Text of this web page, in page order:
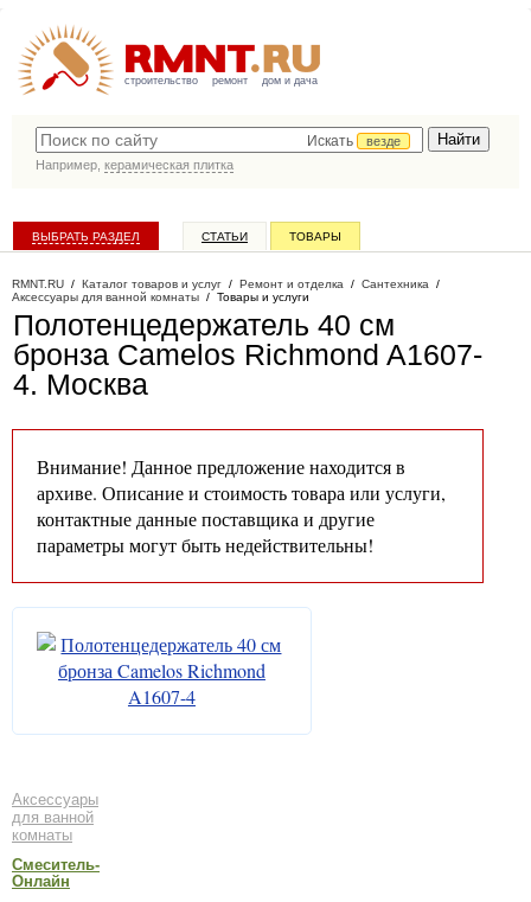
строительство ремонт дом и дача
Искать
везде
Например, керамическая плитка
ВЫБРАТЬ РАЗДЕЛ СТАТЬИ ТОВАРЫ
RMNT.RU / Каталог товаров и услуг / Ремонт и отделка / Сантехника /
Аксессуары для ванной комнаты / Товары и услуги
Полотенцедержатель 40 см
бронза Camelos Richmond A1607-
4. Москва
Внимание! Данное предложение находится в
архиве. Описание и стоимость товара или услуги,
контактные данные поставщика и другие
параметры могут быть недействительны!
Аксессуары
для ванной
комнаты
Смеситель-
Онлайн